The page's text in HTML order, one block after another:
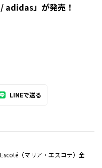
adidas」が発売！
LINEで送る
（マリア・エスコテ）全